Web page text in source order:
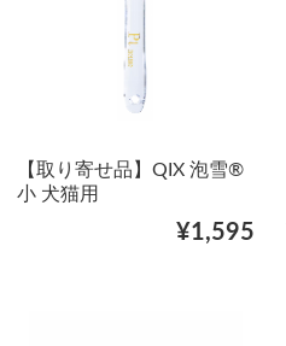
【取り寄せ品】QIX 泡雪®
小 犬猫用
¥1,595